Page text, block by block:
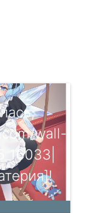
wall-